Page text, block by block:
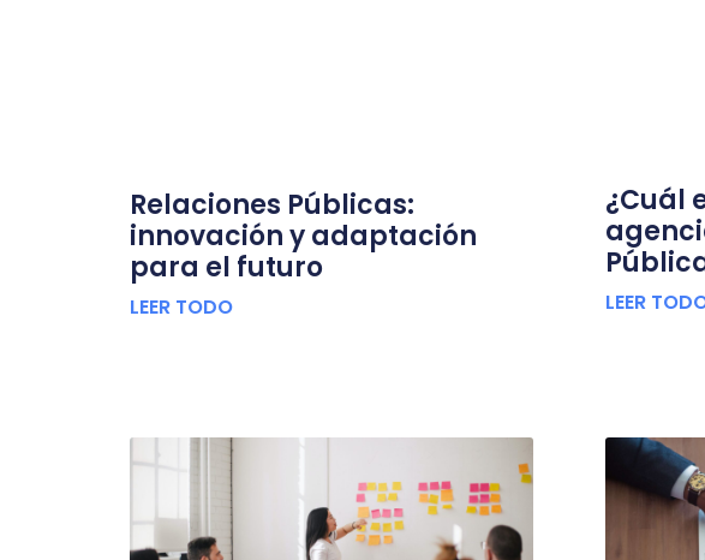
Relaciones Públicas:
innovación y adaptación
para el futuro
LEER TODO
¿Cuál
LEER